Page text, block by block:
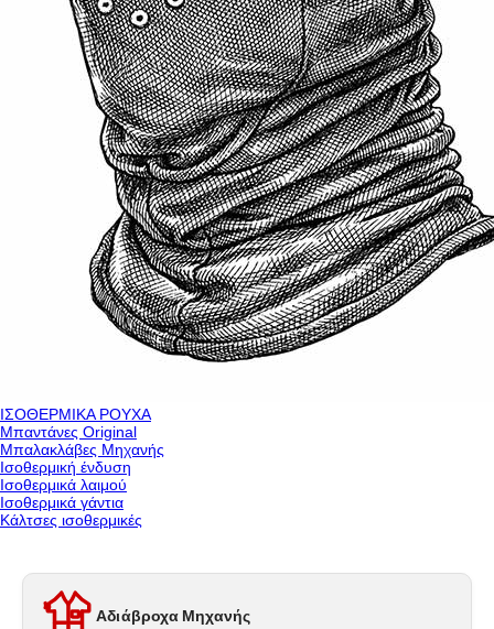
ΙΣΟΘΕΡΜΙΚΑ ΡΟΥΧΑ
Μπαντάνες Original
Μπαλακλάβες Μηχανής
Ισοθερμική ένδυση
Ισοθερμικά λαιμού
Ισοθερμικά γάντια
Κάλτσες ισοθερμικές
Αδιάβροχα Μηχανής